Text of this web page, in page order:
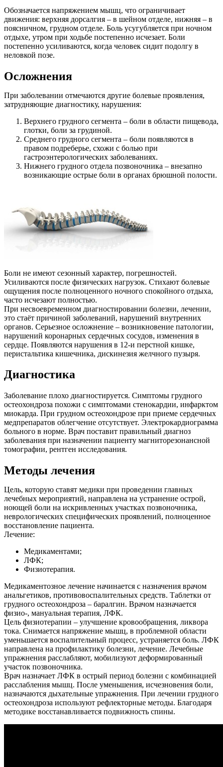
Обозначается напряжением мышц, что ограничивает
движения: верхняя дорсалгия – в шейном отделе, нижняя – в
поясничном, грудном отделе. Боль усугубляется при ночном
отдыхе, утром при ходьбе постепенно исчезает. Боли
постепенно усиливаются, когда человек сидит подолгу в
неловкой позе.
Осложнения
При заболевании отмечаются другие болевые проявления,
затрудняющие диагностику, нарушения:
Верхнего грудного сегмента – боли в области пищевода,
глотки, боли за грудиной.
Среднего грудного сегмента – боли появляются в
правом подреберье, схожи с болью при
гастроэнтерологических заболеваниях.
Нижнего грудного отдела позвоночника – внезапно
возникающие острые боли в органах брюшной полости.
Боли не имеют сезонный характер, погрешностей.
Усиливаются после физических нагрузок. Стихают болевые
ощущения после полноценного ночного спокойного отдыха,
часто исчезают полностью.
При несвоевременном диагностировании болезни, лечении,
это стаёт причиной заболеваний, нарушений внутренних
органов. Серьезное осложнение – возникновение патологии,
нарушений коронарных сердечных сосудов, изменения в
сердце. Появляются нарушения в 12-и перстной кишке,
перистальтика кишечника, дискинезия желчного пузыря.
Диагностика
Заболевание плохо диагностируется. Симптомы грудного
остеохондроза похожи с симптомами стенокардии, инфарктом
миокарда. При грудном остеохондрозе при приеме сердечных
медпрепаратов облегчение отсутствует. Электрокардиограмма
больного в норме. Врач поставит правильный диагноз
заболевания при назначении пациенту магниторезонансной
томографии, рентген исследования.
Методы лечения
Цель, которую ставят медики при проведении главных
лечебных мероприятий, направлена на устранение острой,
ноющей боли на искривленных участках позвоночника,
неврологических специфических проявлений, полноценное
восстановление пациента.
Лечение:
Медикаментами;
ЛФК;
Физиотерапия.
Медикаментозное лечение начинается с назначения врачом
анальгетиков, противовоспалительных средств. Таблетки от
грудного остеохондроза – баралгин. Врачом назначается
физио-, мануальная терапия, ЛФК.
Цель физиотерапии – улучшение кровообращения, ликвора
тока. Снимается напряжение мышц, в проблемной области
уменьшается воспалительный процесс, устраняется боль. ЛФК
направлена на профилактику болезни, лечение. Лечебные
упражнения расслабляют, мобилизуют деформированный
участок позвоночника.
Врач назначает ЛФК в острый период болезни с комбинацией
расслабления мышц. После уменьшения, исчезновения боли,
назначаются дыхательные упражнения. При лечении грудного
остеохондроза используют рефлекторные методы. Благодаря
методике восстанавливается подвижность спины.